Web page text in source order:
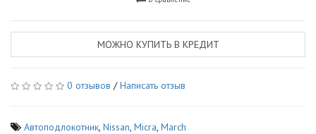
МОЖНО КУПИТЬ В КРЕДИТ
0 отзывов /Написать отзыв
Автоподлокотник, Nissan, Micra, March